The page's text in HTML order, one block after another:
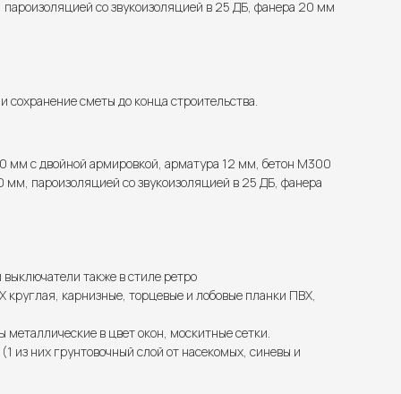
со звукоизоляцией в 25 ДБ, фанера 20 мм
сметы до конца строительства.
с двойной армировкой, арматура 12 мм, бетон М300
пароизоляцией со звукоизоляцией в 25 ДБ, фанера
также в стиле ретро
карнизные, торцевые и лобовые планки ПВХ,
в цвет окон, москитные сетки.
них грунтовочный слой от насекомых, синевы и